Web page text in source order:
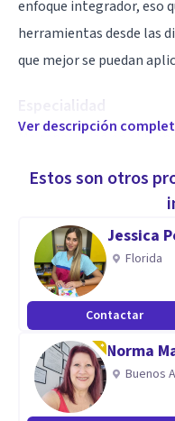
enfoque integrador, eso
herramientas desde las
que mejor se puedan
Especialidad
Me especializó en el
estrés postraumático,
Aptitudes
Tengo realizado un
y sexualidad y diversidad
vuelven una profesional
mirada amplia
Ver descripción
Estos son otros
Jessica
Florida
Contactar
Norma
Buenos